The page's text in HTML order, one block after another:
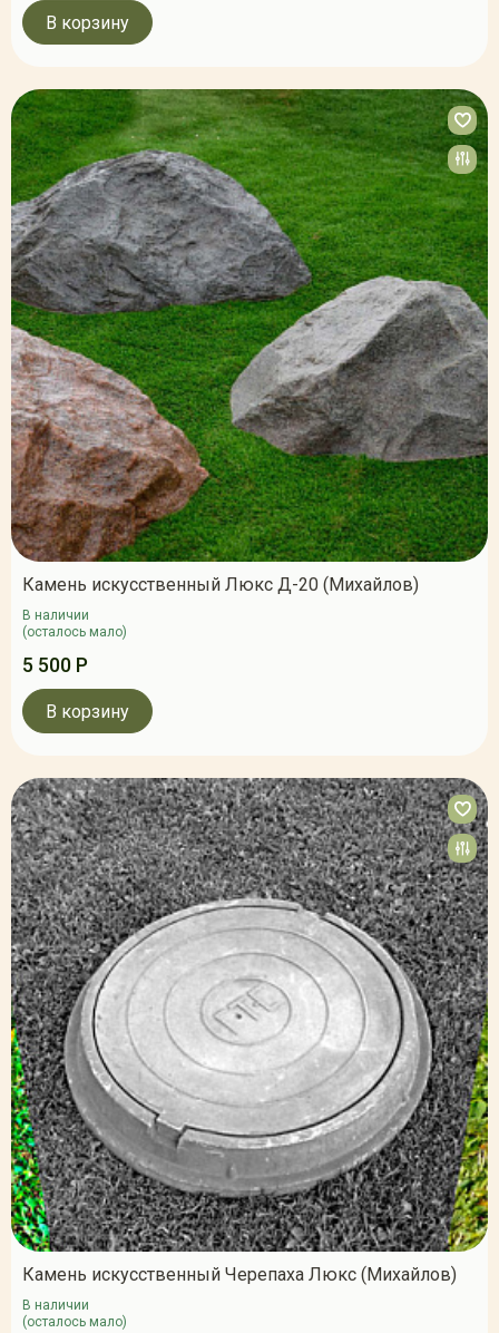
В корзину
Камень искусственный Люкс Д-20 (Михайлов)
В наличии
(осталось мало)
5 500 Р
В корзину
Камень искусственный Черепаха Люкс (Михайлов)
В наличии
(осталось мало)